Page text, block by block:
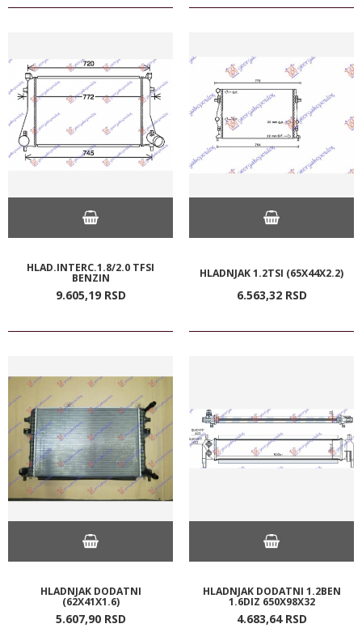
HLAD.INTERC.1.8/2.0 TFSI
BENZIN
9.605,19 RSD
HLADNJAK 1.2TSI (65X44X2.2)
6.563,32 RSD
HLADNJAK DODATNI
(62X41X1.6)
5.607,90 RSD
HLADNJAK DODATNI 1.2BEN
1.6DIZ 650X98X32
4.683,64 RSD